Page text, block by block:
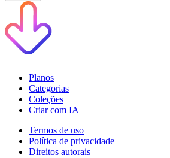
Planos
Categorias
Coleções
Criar com IA
Termos de uso
Política de privacidade
Direitos autorais